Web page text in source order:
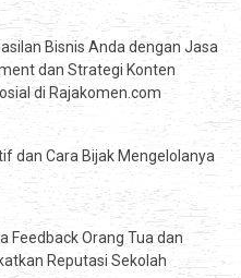
Bisnis Anda dengan Jasa
dan Strategi Konten
di Rajakomen.com
dan Cara Bijak Mengelolanya
Feedback Orang Tua dan
Reputasi Sekolah